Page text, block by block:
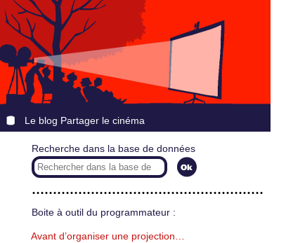
Le blog Partager le cinéma
Recherche dans la base de données
Boite à outil du programmateur :
Avant d’organiser une projection…